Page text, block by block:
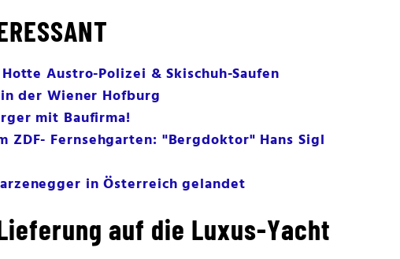
Austro-Polizei & Skischuh-Saufen
der Wiener Hofburg
mit Baufirma!
ZDF- Fernsehgarten: "Bergdoktor" Hans Sigl
in Österreich gelandet
auf die Luxus-Yacht